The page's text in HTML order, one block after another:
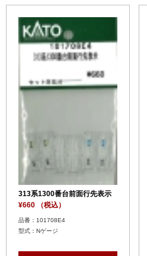
313系1300番台前面行先表示
¥660 （税込）
品番：101708E4
型式：Nゲージ